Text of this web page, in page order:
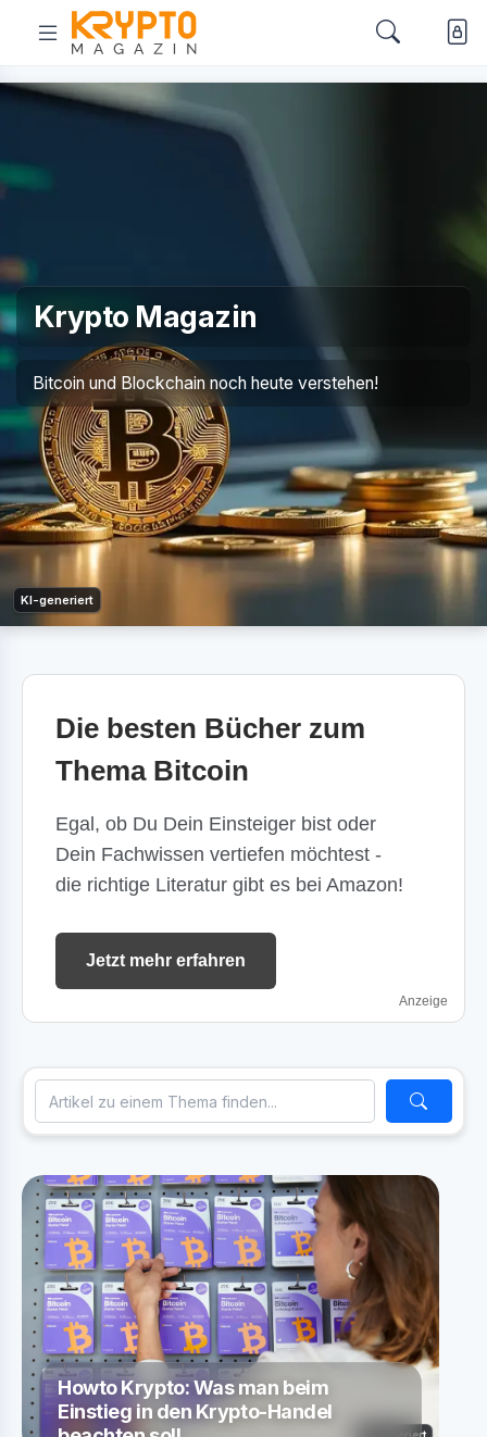
KI-generiert
Krypto Magazin
Bitcoin und Blockchain noch heute verstehen!
Die besten Bücher zum
Thema Bitcoin
Egal, ob Du Dein Einsteiger bist oder
Dein Fachwissen vertiefen möchtest -
die richtige Literatur gibt es bei Amazon!
Jetzt mehr erfahren
Anzeige
Howto Krypto: Was man beim
Einstieg in den Krypto-Handel